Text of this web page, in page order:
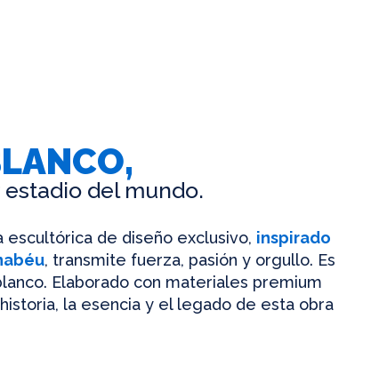
del mundo.
escultórica de diseño exclusivo, inspirado
, transmite fuerza, pasión y orgullo. Es
Elaborado con materiales premium
la esencia y el legado de esta obra